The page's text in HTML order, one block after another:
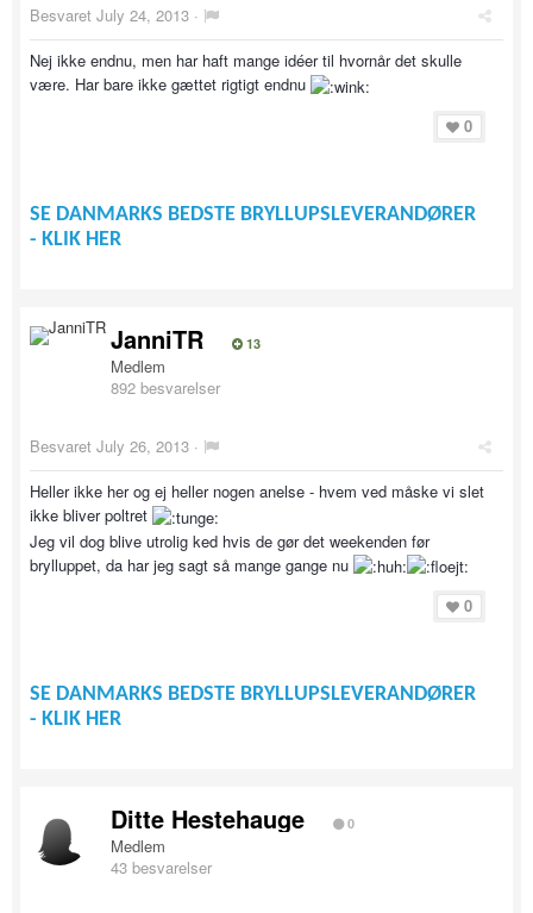
Besvaret July 24, 2013 ·
Nej ikke endnu, men har haft mange idéer til hvornår det skulle
være. Har bare ikke gættet rigtigt endnu
0
SE DANMARKS BEDSTE BRYLLUPSLEVERANDØRER
- KLIK HER
JanniTR 13
Medlem
892 besvarelser
Besvaret July 26, 2013 ·
Heller ikke her og ej heller nogen anelse - hvem ved måske vi slet
ikke bliver poltret
Jeg vil dog blive utrolig ked hvis de gør det weekenden før
brylluppet, da har jeg sagt så mange gange nu
0
SE DANMARKS BEDSTE BRYLLUPSLEVERANDØRER
- KLIK HER
Ditte Hestehauge 0
Medlem
43 besvarelser